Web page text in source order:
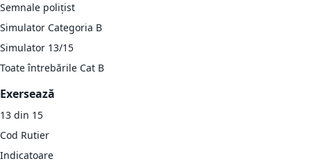
Semnale polițist
Simulator Categoria B
Simulator 13/15
Toate întrebările Cat B
Exersează
13 din 15
Cod Rutier
Indicatoare